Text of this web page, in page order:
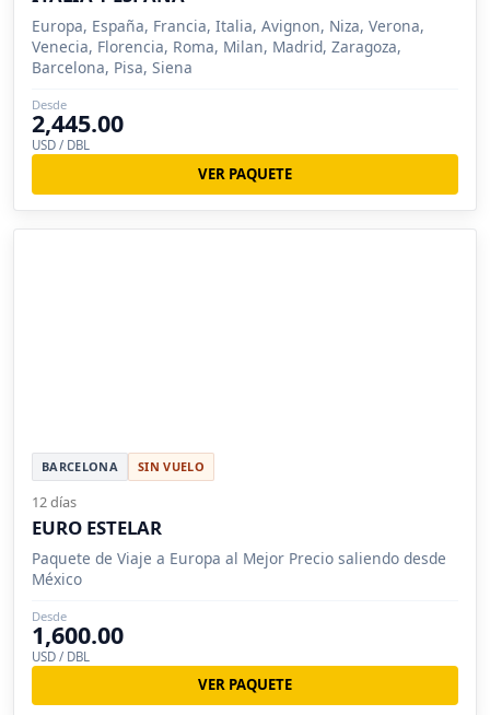
Europa, España, Francia, Italia, Avignon, Niza, Verona,
Venecia, Florencia, Roma, Milan, Madrid, Zaragoza,
Barcelona, Pisa, Siena
Desde
2,445.00
USD / DBL
VER PAQUETE
BARCELONA SIN VUELO
12 días
EURO ESTELAR
Paquete de Viaje a Europa al Mejor Precio saliendo desde
México
Desde
1,600.00
USD / DBL
VER PAQUETE